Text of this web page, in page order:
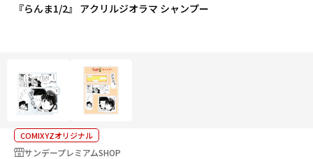
『らんま1/2』 アクリルジオラマ シャンプー
COMIXYZオリジナル
サンデープレミアムSHOP